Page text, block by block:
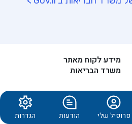
מידע לקוח מאתר
משרד הבריאות
פרופיל שלי הודעות הגדרות